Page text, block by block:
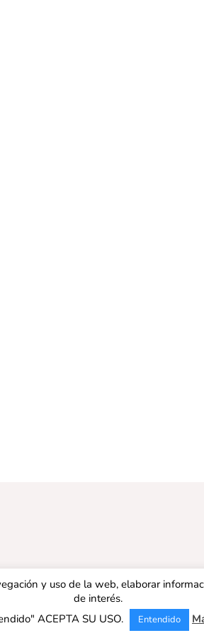
y uso de la web, elaborar
de interés.
ACEPTA SU USO.
Entendido